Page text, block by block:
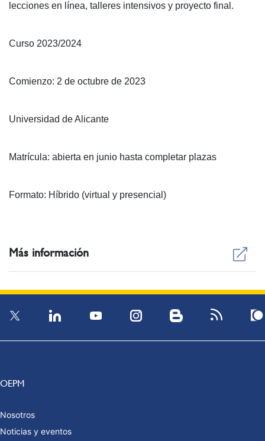
lecciones en línea, talleres intensivos y proyecto final.
Curso 2023/2024
Comienzo: 2 de octubre de 2023
Universidad de Alicante
Matrícula: abierta en junio hasta completar plazas
Formato: Híbrido (virtual y presencial)
Más información
OEPM
Nosotros
Noticias y eventos